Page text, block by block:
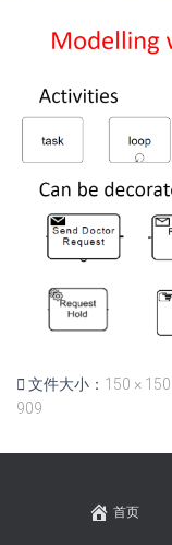
文件大小： 150 × 150
909
首页